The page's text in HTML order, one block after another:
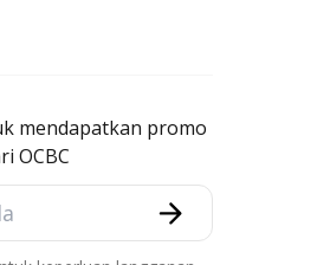
mendapatkan promo
OCBC